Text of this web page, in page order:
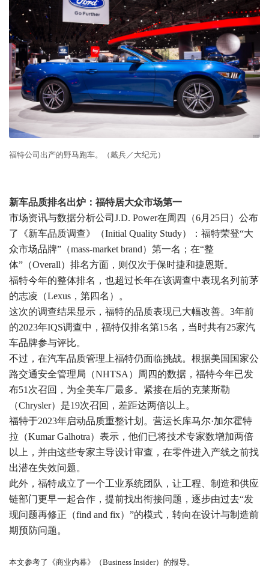
福特公司出产的野马跑车。（戴兵／大纪元）
新车品质排名出炉：福特居大众市场第一
市场资讯与数据分析公司J.D. Power在周四（6月25日）公布
了《新车品质调查》（Initial Quality Study）：福特荣登“大
众市场品牌”（mass-market brand）第一名；在“整
体”（Overall）排名方面，则仅次于保时捷和捷恩斯。
福特今年的整体排名，也超过长年在该调查中表现名列前茅
的志凌（Lexus，第四名）。
这次的调查结果显示，福特的品质表现已大幅改善。3年前
的2023年IQS调查中，福特仅排名第15名，当时共有25家汽
车品牌参与评比。
不过，在汽车品质管理上福特仍面临挑战。根据美国国家公
路交通安全管理局（NHTSA）周四的数据，福特今年已发
布51次召回，为全美车厂最多。紧接在后的克莱斯勒
（Chrysler）是19次召回，差距达两倍以上。
福特于2023年启动品质重整计划。营运长库马尔·加尔霍特
拉（Kumar Galhotra）表示，他们已将技术专家数增加两倍
以上，并由这些专家主导设计审查，在零件进入产线之前找
出潜在失效问题。
此外，福特成立了一个工业系统团队，让工程、制造和供应
链部门更早一起合作，提前找出衔接问题，逐步由过去“发
现问题再修正（find and fix）”的模式，转向在设计与制造前
期预防问题。
本文参考了《商业内幕》（Business Insider）的报导。